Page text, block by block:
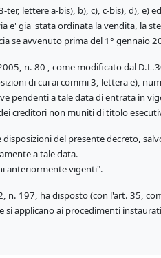
lettere a-bis), b), c), c-bis), d),
gia' stata ordinata la vendita, la
se avvenuto prima del 1° gennaio
n. 80 , come modificato dal
di cui ai commi 3, lettera e),
pendenti a tale data di entrata in
creditori non muniti di titolo
del presente decreto,
a tale data.
anteriormente vigenti".
197, ha disposto (con l'art. 35,
applicano ai procedimenti